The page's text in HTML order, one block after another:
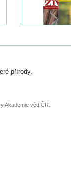
přírody.
Akademie věd ČR.